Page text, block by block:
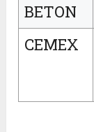
BETON
CEMEX